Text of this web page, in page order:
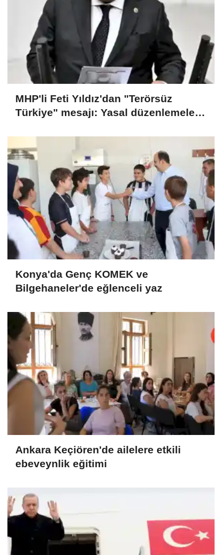
MHP'li Feti Yıldız'dan "Terörsüz
Türkiye" mesajı: Yasal düzenlemeler
Konya'da Genç KOMEK ve
Bilgehaneler'de eğlenceli yaz
Ankara Keçiören'de ailelere etkili
ebeveynlik eğitimi